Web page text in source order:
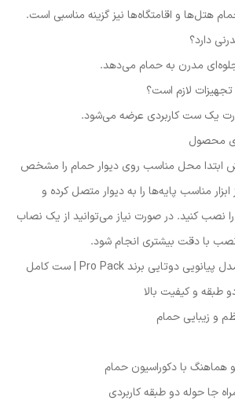
هتل‌ها و اقامتگاه‌ها نیز گزینه مناسبی است.
دارد؟
جلوه‌ای مدرن به حمام می‌دهد.
لازم است؟
یک ست کاربردی عرضه می‌شود.
محصول
محل مناسب روی دیوار حمام را مشخص
مناسب پایه‌ها را به دیوار متصل کرده و
کنید. در صورت نیاز می‌توانید از یک نصاب
با دقت بیشتری انجام شود.
خرید ست دوش حمام مدل پیانویی دوتایی برند Pro Pack | ست کامل
طبقه و کیفیت بالا
و زیبایی حمام
هماهنگ با دکوراسیون حمام
جا حوله دو طبقه کاربردی